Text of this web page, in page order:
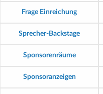
Frage Einreichung
Sprecher-Backstage
Sponsorenräume
Sponsoranzeigen